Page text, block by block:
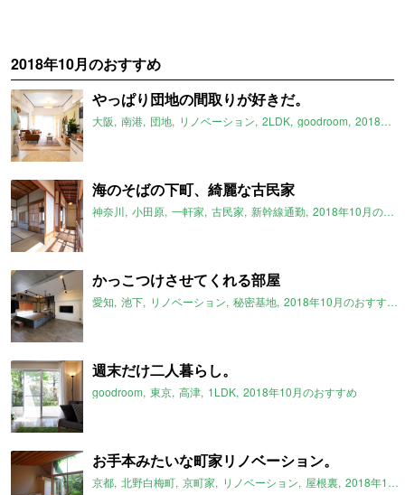
2018年10月のおすすめ
やっぱり団地の間取りが好きだ。
大阪 南港 団地 リノベーション 2LDK goodroom 2018年10月のおすすめ
海のそばの下町、綺麗な古民家
神奈川 小田原 一軒家 古民家 新幹線通勤 2018年10月のおすすめ
かっこつけさせてくれる部屋
愛知 池下 リノベーション 秘密基地 2018年10月のおすすめ
週末だけ二人暮らし。
goodroom 東京 高津 1LDK 2018年10月のおすすめ
お手本みたいな町家リノベーション。
京都 北野白梅町 京町家 リノベーション 屋根裏 2018年10月のおすすめ